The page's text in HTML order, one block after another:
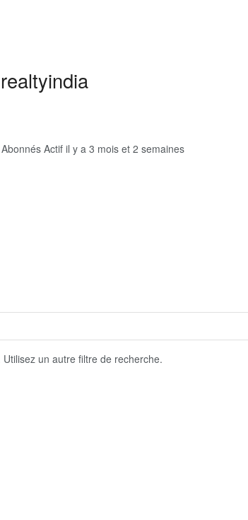
Actif il y a 3 mois et 2 semaines
un autre filtre de recherche.